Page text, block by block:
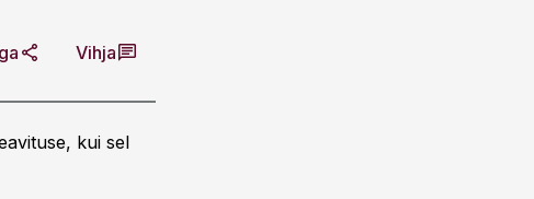
Vihja
kui sel